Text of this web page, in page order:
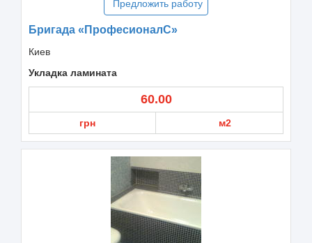
Предложить работу
Бригада «ПрофесионалС»
Киев
Укладка ламината
60.00
грн м2